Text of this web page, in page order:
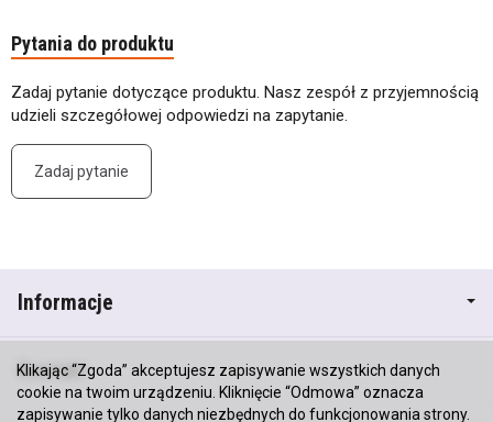
Pytania do produktu
Zadaj pytanie dotyczące produktu. Nasz zespół z przyjemnością
udzieli szczegółowej odpowiedzi na zapytanie.
Zadaj pytanie
Informacje
Kontakt
Klikając “Zgoda” akceptujesz zapisywanie wszystkich danych
cookie na twoim urządzeniu. Kliknięcie “Odmowa” oznacza
zapisywanie tylko danych niezbędnych do funkcjonowania strony.